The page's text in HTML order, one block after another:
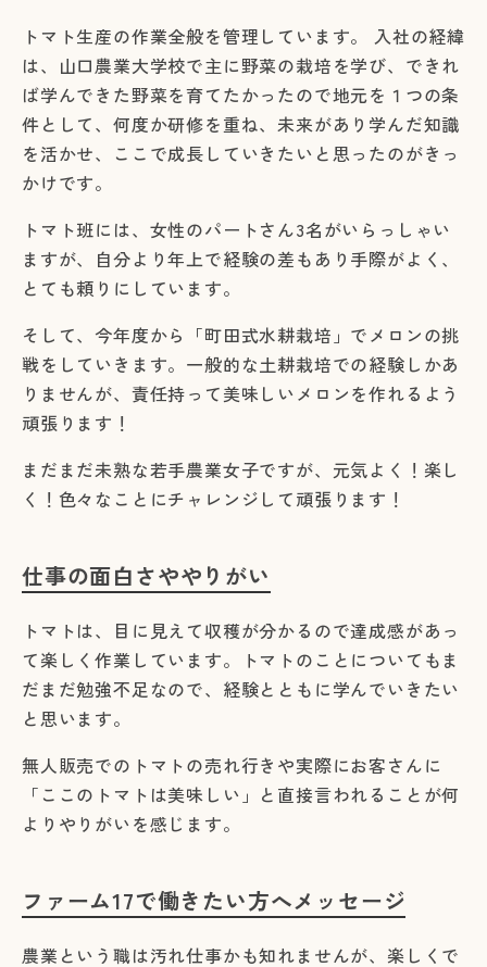
トマト生産の作業全般を管理しています。 入社の経緯
は、山口農業大学校で主に野菜の栽培を学び、できれ
ば学んできた野菜を育てたかったので地元を１つの条
件として、何度か研修を重ね、未来があり学んだ知識
を活かせ、ここで成長していきたいと思ったのがきっ
かけです。
トマト班には、女性のパートさん3名がいらっしゃい
ますが、自分より年上で経験の差もあり手際がよく、
とても頼りにしています。
そして、今年度から「町田式水耕栽培」でメロンの挑
戦をしていきます。一般的な土耕栽培での経験しかあ
りませんが、責任持って美味しいメロンを作れるよう
頑張ります！
まだまだ未熟な若手農業女子ですが、元気よく！楽し
く！色々なことにチャレンジして頑張ります！
仕事の面白さややりがい
トマトは、目に見えて収穫が分かるので達成感があっ
て楽しく作業しています。トマトのことについてもま
だまだ勉強不足なので、経験とともに学んでいきたい
と思います。
無人販売でのトマトの売れ行きや実際にお客さんに
「ここのトマトは美味しい」と直接言われることが何
よりやりがいを感じます。
ファーム17で働きたい方へメッセージ
農業という職は汚れ仕事かも知れませんが、楽しくで